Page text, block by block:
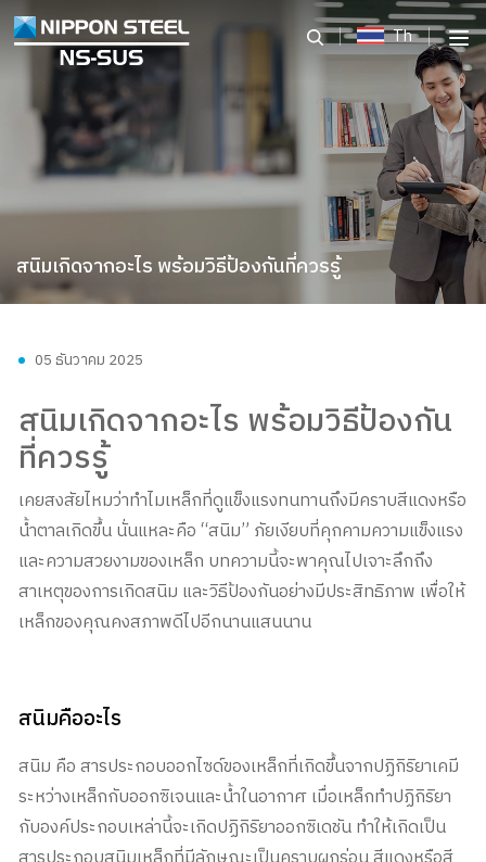
Th
สนิมเกิดจากอะไร พร้อมวิธีป้องกันที่ควรรู้
05 ธันวาคม 2025
สนิมเกิดจากอะไร พร้อมวิธีป้องกัน
ที่ควรรู้
เคยสงสัยไหมว่าทำไมเหล็กที่ดูแข็งแรงทนทานถึงมีคราบสีแดงหรือ
น้ำตาลเกิดขึ้น นั่นแหละคือ “สนิม” ภัยเงียบที่คุกคามความแข็งแรง
และความสวยงามของเหล็ก บทความนี้จะพาคุณไปเจาะลึกถึง
สาเหตุของการเกิดสนิม และวิธีป้องกันอย่างมีประสิทธิภาพ เพื่อให้
เหล็กของคุณคงสภาพดีไปอีกนานแสนนาน
สนิมคืออะไร
สนิม คือ สารประกอบออกไซด์ของเหล็กที่เกิดขึ้นจากปฏิกิริยาเคมี
ระหว่างเหล็กกับออกซิเจนและน้ำในอากาศ เมื่อเหล็กทำปฏิกิริยา
กับองค์ประกอบเหล่านี้จะเกิดปฏิกิริยาออกซิเดชัน ทำให้เกิดเป็น